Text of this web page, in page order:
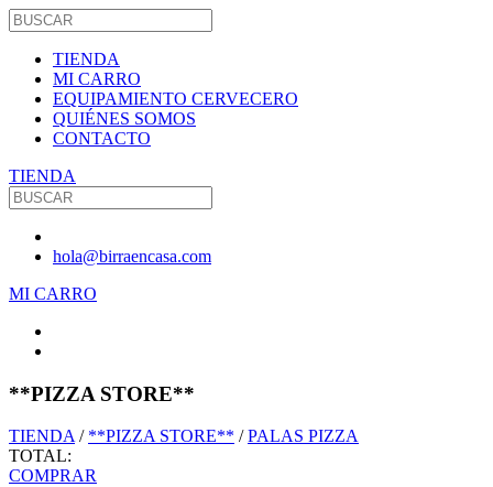
TIENDA
MI CARRO
EQUIPAMIENTO CERVECERO
QUIÉNES SOMOS
CONTACTO
TIENDA
hola@birraencasa.com
MI CARRO
**PIZZA STORE**
TIENDA/ **PIZZA STORE** /PALAS PIZZA
TOTAL:
COMPRAR